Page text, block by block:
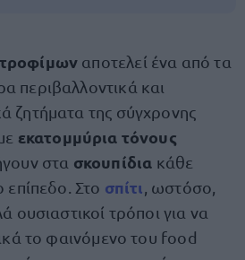
τροφίμων αποτελεί ένα από τα
περιβαλλοντικά και
ζητήματα της σύγχρονης
εκατομμύρια τόνους
στα σκουπίδια κάθε
Στο σπίτι , ωστόσο,
ουσιαστικοί τρόποι για να
το φαινόμενο του food